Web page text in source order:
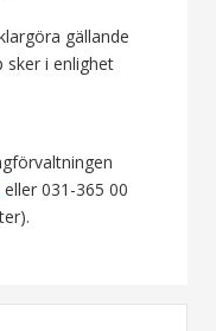
gällande
sker i enlighet
eller 031-365 00